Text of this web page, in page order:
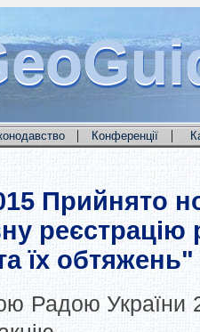
| Конференції |
Прийнято
реєстрацію
їх обтяжень"
Радою України